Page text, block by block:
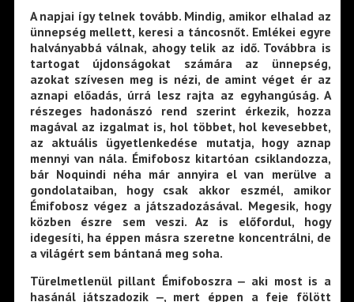
A napjai így telnek tovább. Mindig, amikor elhalad az
ünnepség mellett, keresi a táncosnőt. Emlékei egyre
halványabbá válnak, ahogy telik az idő. Továbbra is
tartogat újdonságokat számára az ünnepség,
azokat szívesen meg is nézi, de amint véget ér az
aznapi előadás, úrrá lesz rajta az egyhangúság. A
részeges hadonászó rend szerint érkezik, hozza
magával az izgalmat is, hol többet, hol kevesebbet,
az aktuális ügyetlenkedése mutatja, hogy aznap
mennyi van nála. Émifobosz kitartóan csiklandozza,
bár Noquindi néha már annyira el van merülve a
gondolataiban, hogy csak akkor eszmél, amikor
Émifobosz végez a játszadozásával. Megesik, hogy
közben észre sem veszi. Az is előfordul, hogy
idegesíti, ha éppen másra szeretne koncentrálni, de
a világért sem bántaná meg soha.
Türelmetlenül pillant Émifoboszra ‒ aki most is a
hasánál játszadozik ‒, mert éppen a feje fölött